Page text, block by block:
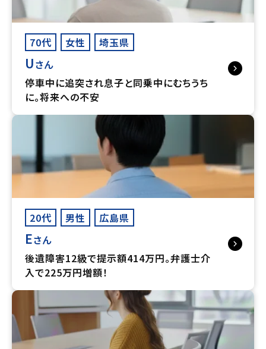
70代 女性 埼玉県
Uさん
停車中に追突され息子と同乗中にむちうち
に。将来への不安
20代 男性 広島県
Eさん
後遺障害12級で提示額414万円。弁護士介
入で225万円増額！